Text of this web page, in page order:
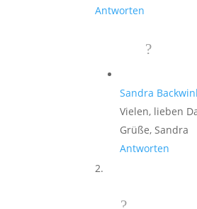
Antworten
Sandra
Vielen, lieben
Grüße, Sandra
Antworten